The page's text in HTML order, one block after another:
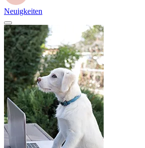
Neuigkeiten